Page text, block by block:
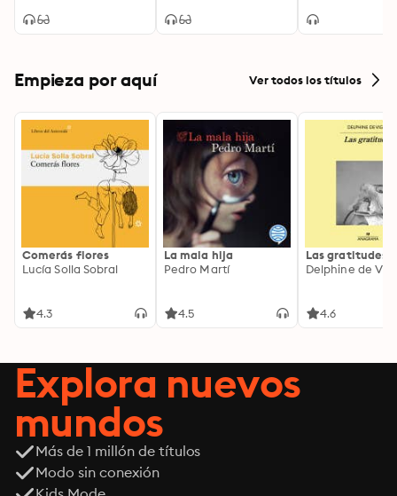
Empieza por aquí Ver todos los títulos
Comerás flores
Lucía Solla Sobral
4.3
La mala hija
Pedro Martí
4.5
Las gratitudes
Delphine de
4.6
Explora nuevos
mundos
Más de 1 millón de títulos
Modo sin conexión